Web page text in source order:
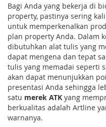
Bagi Anda yang bekerja di
property, pastinya sering
untuk memperkenalkan
plan property Anda. Dalam
dibutuhkan alat tulis yang
dapat mengena dan tepat
tulis yang memadai seperti
akan dapat menunjukkan
presentasi Anda sehingga
satu merek ATK yang
berkualitas adalah Artline
warnanya.